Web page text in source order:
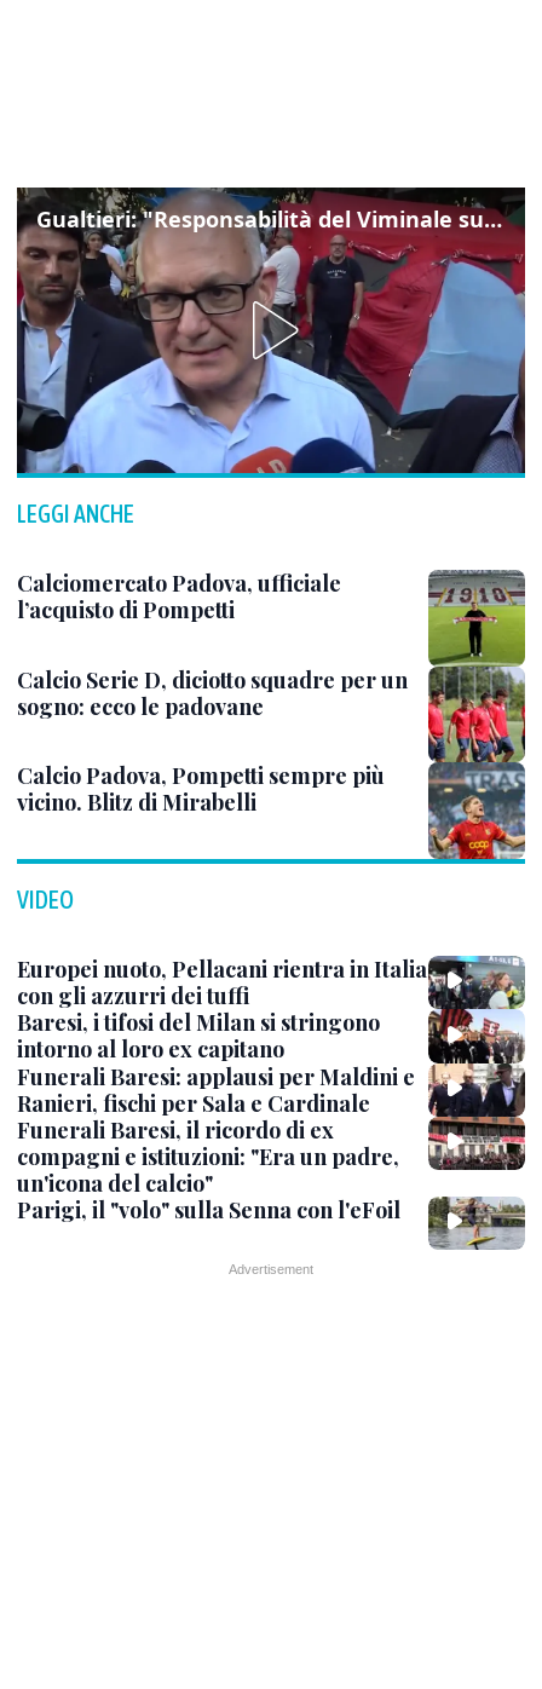
Gualtieri: "Responsabilità del Viminale su Spin Time? La posizione dei partiti è nota"
LEGGI ANCHE
Calciomercato Padova, ufficiale
l’acquisto di Pompetti
Calcio Serie D, diciotto squadre per un
sogno: ecco le padovane
Calcio Padova, Pompetti sempre più
vicino. Blitz di Mirabelli
VIDEO
Europei nuoto, Pellacani rientra in Italia
con gli azzurri dei tuffi
Baresi, i tifosi del Milan si stringono
intorno al loro ex capitano
Funerali Baresi: applausi per Maldini e
Ranieri, fischi per Sala e Cardinale
Funerali Baresi, il ricordo di ex
compagni e istituzioni: "Era un padre,
un'icona del calcio"
Parigi, il "volo" sulla Senna con l'eFoil